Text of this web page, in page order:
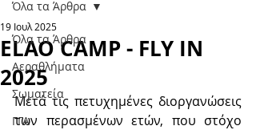
Όλα τα Άρθρα
Αεραθλήματα
Σωματεία
ΓΓΑ
Όλα τα Άρθρα
ΕLAO CAMP - FLY IN
2025
19 Ιουλ 2025
Μετά τις πετυχημένες διοργανώσεις
των περασμένων ετών, που στόχο